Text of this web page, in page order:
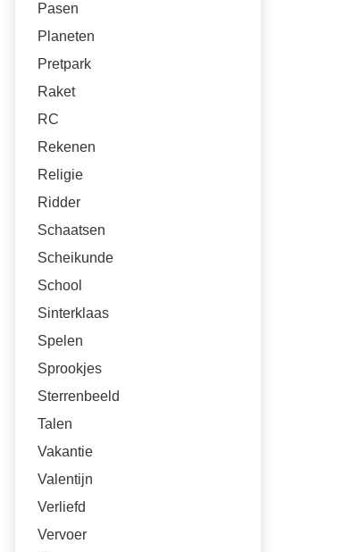
Pasen
Planeten
Pretpark
Raket
RC
Rekenen
Religie
Ridder
Schaatsen
Scheikunde
School
Sinterklaas
Spelen
Sprookjes
Sterrenbeeld
Talen
Vakantie
Valentijn
Verliefd
Vervoer